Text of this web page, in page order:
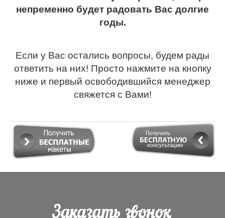
непременно будет радовать Вас долгие
годы.
Если у Вас остались вопросы, будем рады
ответить на них! Просто нажмите на кнопку
ниже и первый освободившийся менеджер
свяжется с Вами!